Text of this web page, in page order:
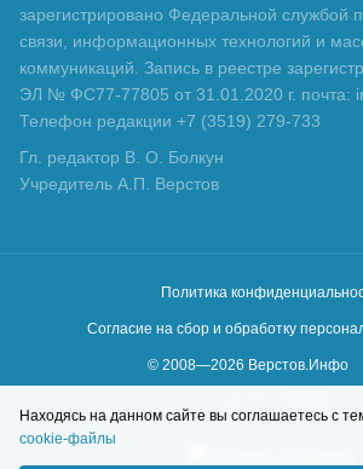
зарегистрировано Федеральной службой
связи, информационных технологий и
коммуникаций. Запись в реестре
ЭЛ № ФС77-77805 от 31.01.2020 г. почта:
Телефон редакции +7 (3519) 279-733
Гл. редактор В. О. Болкун
Учредитель А.П. Верстов
Политика
Согласие на сбор и обработку
© 2008—2026 Верстов.Инфо
Находясь на данном сайте вы соглашаетесь с
cookie-файлы